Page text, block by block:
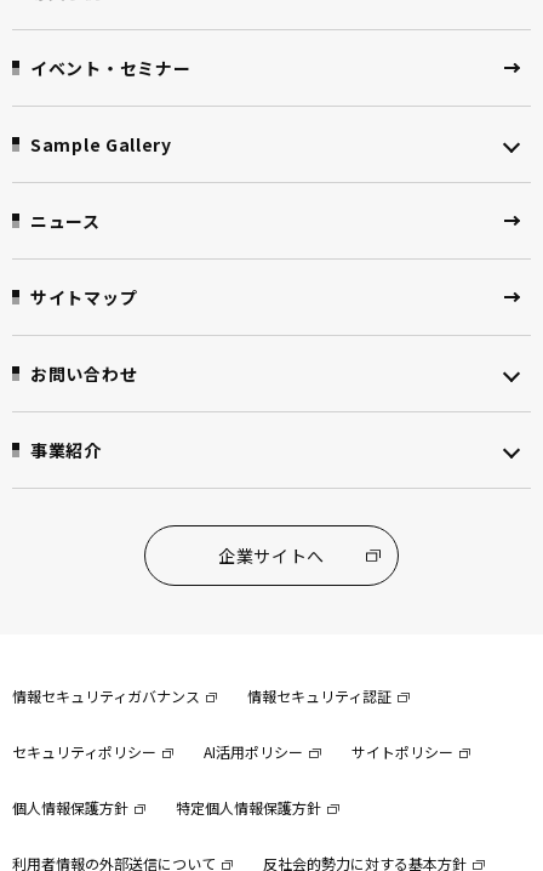
イベント・セミナー
Sample Gallery
ニュース
サイトマップ
お問い合わせ
事業紹介
企業サイトへ
情報セキュリティガバナンス 情報セキュリティ認証
セキュリティポリシー AI活用ポリシー サイトポリシー
個人情報保護方針 特定個人情報保護方針
利用者情報の外部送信について 反社会的勢力に対する基本方針